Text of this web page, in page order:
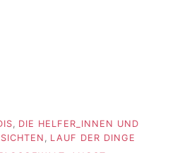
DIE HELFER_INNEN UND
LAUF DER DINGE